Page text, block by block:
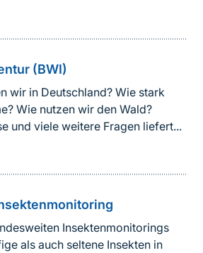
(BWI)
wir in Deutschland? Wie stark
Wie nutzen wir den Wald?
und viele weitere Fragen liefert...
Insektenmonitorings
als auch seltene Insekten in